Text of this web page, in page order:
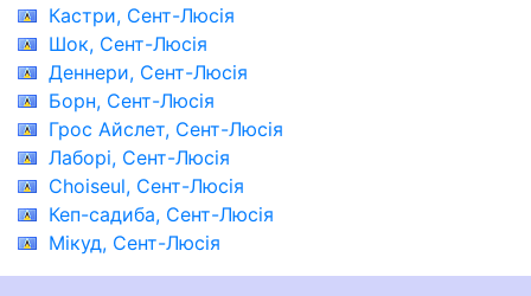
Кастри, Сент-Люсія
Шок, Сент-Люсія
Деннери, Сент-Люсія
Борн, Сент-Люсія
Грос Айслет, Сент-Люсія
Лаборі, Сент-Люсія
Choiseul, Сент-Люсія
Кеп-садиба, Сент-Люсія
Мікуд, Сент-Люсія